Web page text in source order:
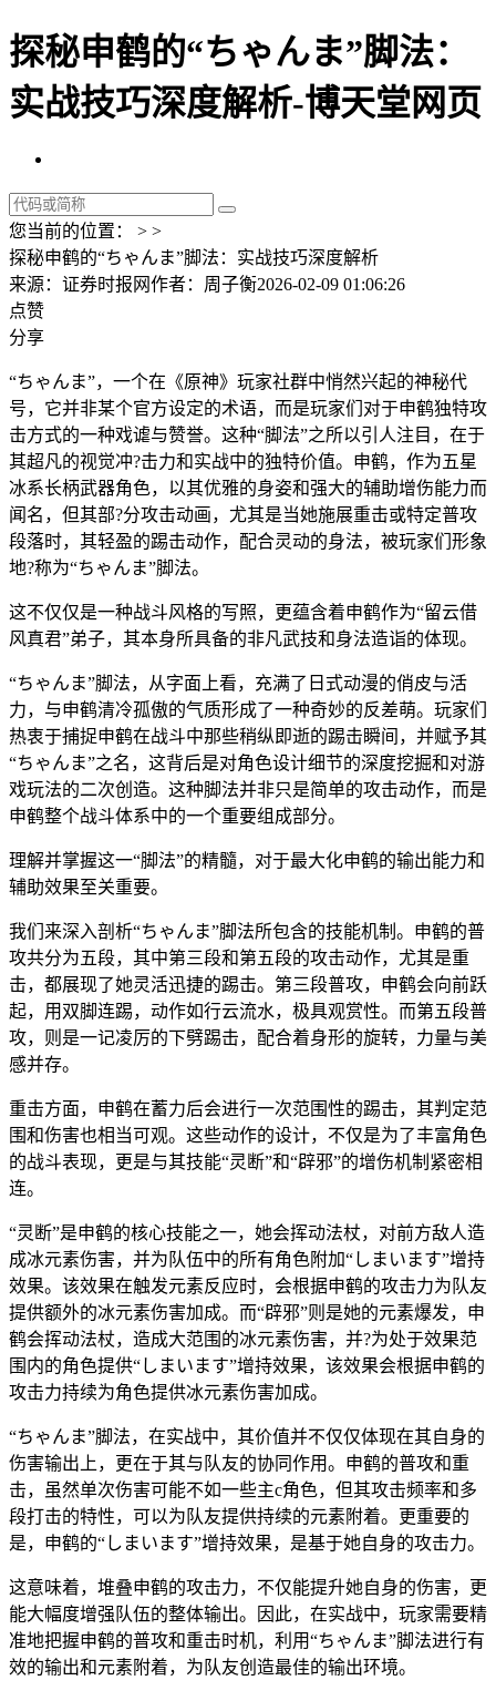
探秘申鹤的“ちゃんま”脚法：
实战技巧深度解析-博天堂网页
您当前的位置： > >
探秘申鹤的“ちゃんま”脚法：实战技巧深度解析
来源：证券时报网作者：周子衡2026-02-09 01:06:26
点赞
分享
“ちゃんま”，一个在《原神》玩家社群中悄然兴起的神秘代
号，它并非某个官方设定的术语，而是玩家们对于申鹤独特攻
击方式的一种戏谑与赞誉。这种“脚法”之所以引人注目，在于
其超凡的视觉冲?击力和实战中的独特价值。申鹤，作为五星
冰系长柄武器角色，以其优雅的身姿和强大的辅助增伤能力而
闻名，但其部?分攻击动画，尤其是当她施展重击或特定普攻
段落时，其轻盈的踢击动作，配合灵动的身法，被玩家们形象
地?称为“ちゃんま”脚法。
这不仅仅是一种战斗风格的写照，更蕴含着申鹤作为“留云借
风真君”弟子，其本身所具备的非凡武技和身法造诣的体现。
“ちゃんま”脚法，从字面上看，充满了日式动漫的俏皮与活
力，与申鹤清冷孤傲的气质形成了一种奇妙的反差萌。玩家们
热衷于捕捉申鹤在战斗中那些稍纵即逝的踢击瞬间，并赋予其
“ちゃんま”之名，这背后是对角色设计细节的深度挖掘和对游
戏玩法的二次创造。这种脚法并非只是简单的攻击动作，而是
申鹤整个战斗体系中的一个重要组成部分。
理解并掌握这一“脚法”的精髓，对于最大化申鹤的输出能力和
辅助效果至关重要。
我们来深入剖析“ちゃんま”脚法所包含的技能机制。申鹤的普
攻共分为五段，其中第三段和第五段的攻击动作，尤其是重
击，都展现了她灵活迅捷的踢击。第三段普攻，申鹤会向前跃
起，用双脚连踢，动作如行云流水，极具观赏性。而第五段普
攻，则是一记凌厉的下劈踢击，配合着身形的旋转，力量与美
感并存。
重击方面，申鹤在蓄力后会进行一次范围性的踢击，其判定范
围和伤害也相当可观。这些动作的设计，不仅是为了丰富角色
的战斗表现，更是与其技能“灵断”和“辟邪”的增伤机制紧密相
连。
“灵断”是申鹤的核心技能之一，她会挥动法杖，对前方敌人造
成冰元素伤害，并为队伍中的所有角色附加“しまいます”增持
效果。该效果在触发元素反应时，会根据申鹤的攻击力为队友
提供额外的冰元素伤害加成。而“辟邪”则是她的元素爆发，申
鹤会挥动法杖，造成大范围的冰元素伤害，并?为处于效果范
围内的角色提供“しまいます”增持效果，该效果会根据申鹤的
攻击力持续为角色提供冰元素伤害加成。
“ちゃんま”脚法，在实战中，其价值并不仅仅体现在其自身的
伤害输出上，更在于其与队友的协同作用。申鹤的普攻和重
击，虽然单次伤害可能不如一些主c角色，但其攻击频率和多
段打击的特性，可以为队友提供持续的元素附着。更重要的
是，申鹤的“しまいます”增持效果，是基于她自身的攻击力。
这意味着，堆叠申鹤的攻击力，不仅能提升她自身的伤害，更
能大幅度增强队伍的整体输出。因此，在实战中，玩家需要精
准地把握申鹤的普攻和重击时机，利用“ちゃんま”脚法进行有
效的输出和元素附着，为队友创造最佳的输出环境。